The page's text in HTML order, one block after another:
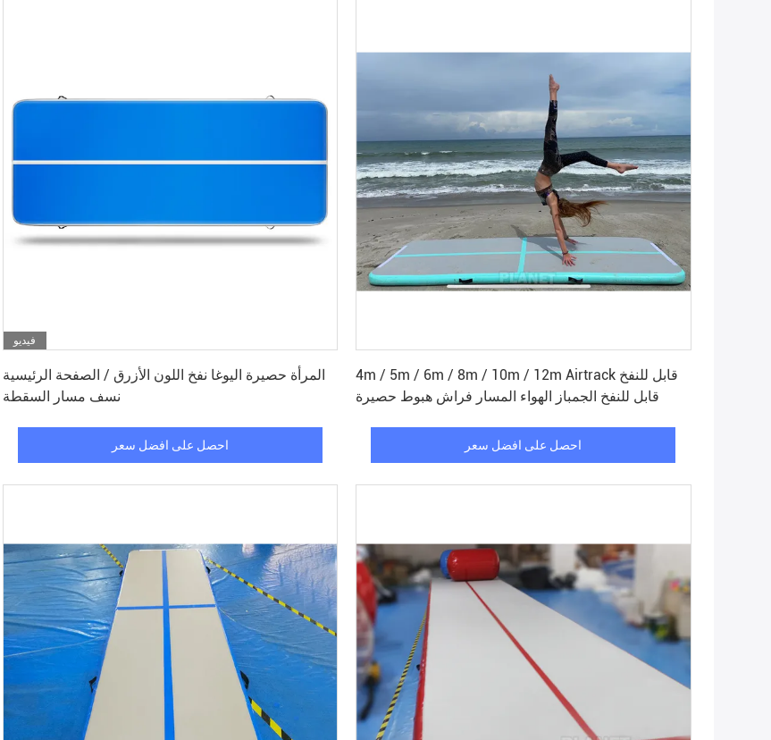
فيديو
المرأة حصيرة اليوغا نفخ اللون الأزرق / الصفحة الرئيسية
نسف مسار السقطة
احصل على افضل سعر
4m / 5m / 6m / 8m / 10m / 12m Airtrack قابل للنفخ
قابل للنفخ الجمباز الهواء المسار فراش هبوط حصيرة
احصل على افضل سعر